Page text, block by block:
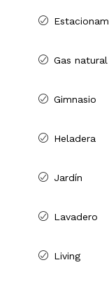
Gas natural
Gimnasio
Heladera
Jardín
Lavadero
Living